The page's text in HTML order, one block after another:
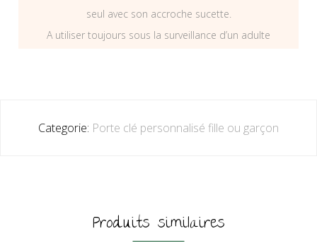
seul avec son accroche sucette.
A utiliser toujours sous la surveillance d’un adulte
Categorie: Porte clé personnalisé fille ou garçon
Produits similaires